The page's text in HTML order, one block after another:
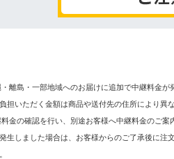
離島・一部地域へのお届けに追加で中継料金が
担いただく金額は商品や送付先の住所により異
金の確認を行い、別途お客様へ中継料金のご案
生しました場合は、お客様からのご了承後に注